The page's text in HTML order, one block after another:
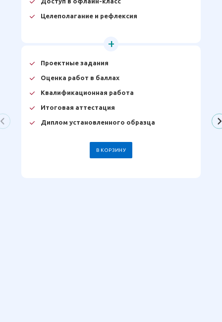
Целеполагание и рефлексия
Проектные задания
Оценка работ в баллах
Квалификационная работа
Итоговая аттестация
Диплом установленного образца
В КОРЗИНУ